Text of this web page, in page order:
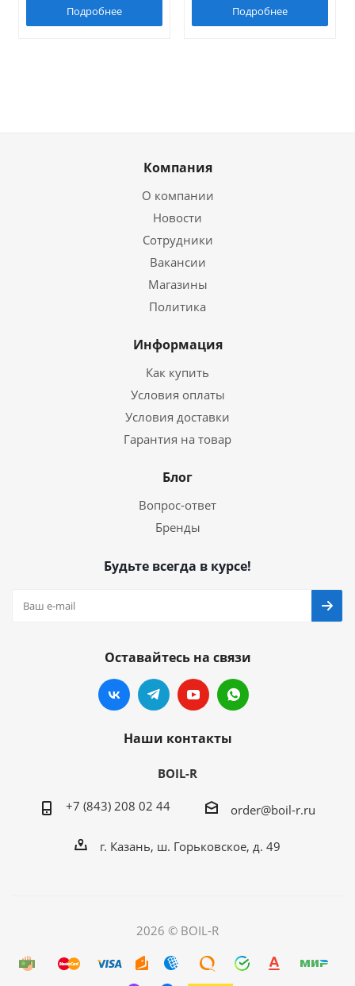
Подробнее Подробнее
Компания
О компании
Новости
Сотрудники
Вакансии
Магазины
Политика
Информация
Как купить
Условия оплаты
Условия доставки
Гарантия на товар
Блог
Вопрос-ответ
Бренды
Будьте всегда в курсе!
Оставайтесь на связи
Наши контакты
BOIL-R
+7 (843) 208 02 44 order@boil-r.ru
г. Казань, ш. Горьковское, д. 49
2026 © BOIL-R